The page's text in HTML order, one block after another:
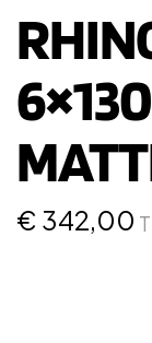
€ 342,00